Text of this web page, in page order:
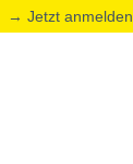
→ Jetzt anmelden